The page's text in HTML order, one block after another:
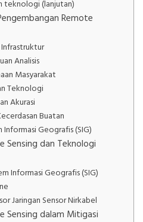
teknologi (lanjutan)
Remote
Analisis
Masyarakat
Teknologi
Akurasi
Buatan
Geografis (SIG)
Sensing dan Teknologi
Informasi Geografis (SIG)
Jaringan Sensor Nirkabel
Sensing dalam Mitigasi